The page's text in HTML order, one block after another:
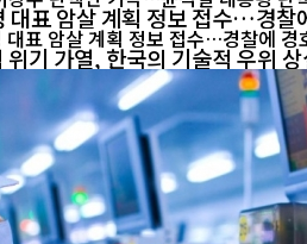
대표 암살 계획 정보 접수…경찰
기 가열, 한국의 기술적 우위